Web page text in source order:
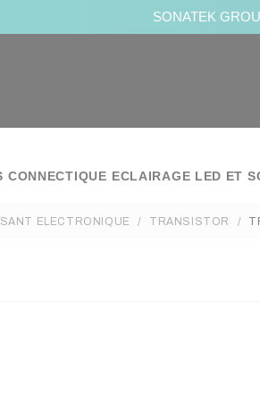
SONATEK
CONNECTIQUE ECLAIRAGE LED ET
ELECTRONIQUE TRANSISTOR